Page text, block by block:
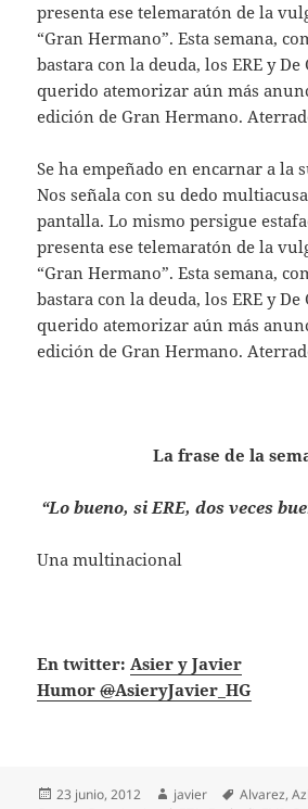
presenta ese telemaratón de la
“Gran Hermano”. Esta semana,
bastara con la deuda, los ERE y
querido atemorizar aún más
edición de Gran Hermano.
Se ha empeñado en encarnar a la
Nos señala con su dedo
pantalla. Lo mismo persigue
presenta ese telemaratón de la
“Gran Hermano”. Esta semana,
bastara con la deuda, los ERE y
querido atemorizar aún más
edición de Gran Hermano.
La frase de la
“Lo bueno, si ERE, dos veces
Una multinacional
En twitter:Asier y Javier
Humor ‏@AsieryJavier_HG
Publicado
23 junio, 2012 Autor
javier Etiquetas
Alvarez,